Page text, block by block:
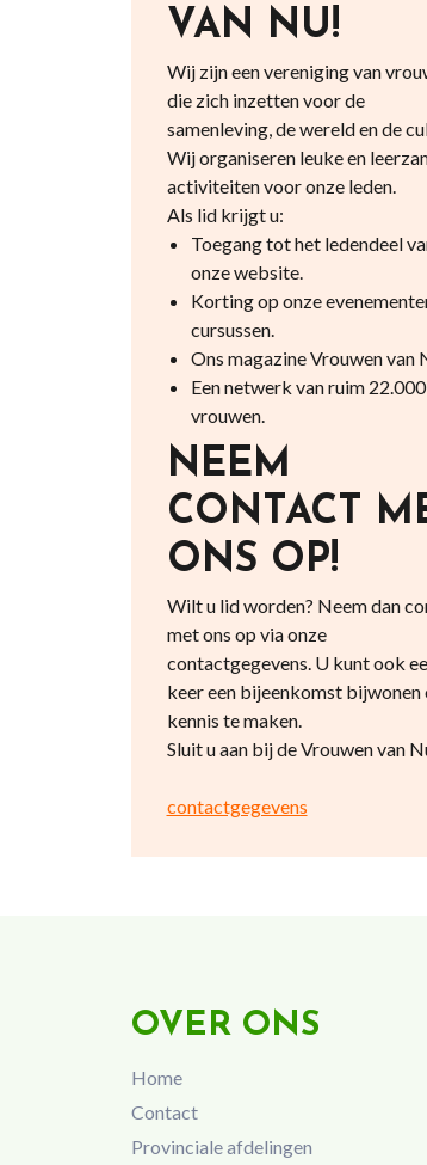
VAN NU!
Wij zijn een vereniging van
die zich inzetten voor de
samenleving, de wereld en de
Wij organiseren leuke en
activiteiten voor onze leden.
Als lid krijgt u:
Toegang tot het ledendeel
onze website.
Korting op onze
cursussen.
Ons magazine Vrouwen van
Een netwerk van ruim 22.000
vrouwen.
NEEM
CONTACT
ONS OP!
Wilt u lid worden? Neem dan
met ons op via onze
contactgegevens. U kunt ook
keer een bijeenkomst bijwonen
kennis te maken.
Sluit u aan bij de Vrouwen van
contactgegevens
OVER ONS
Home
Contact
Provinciale afdelingen